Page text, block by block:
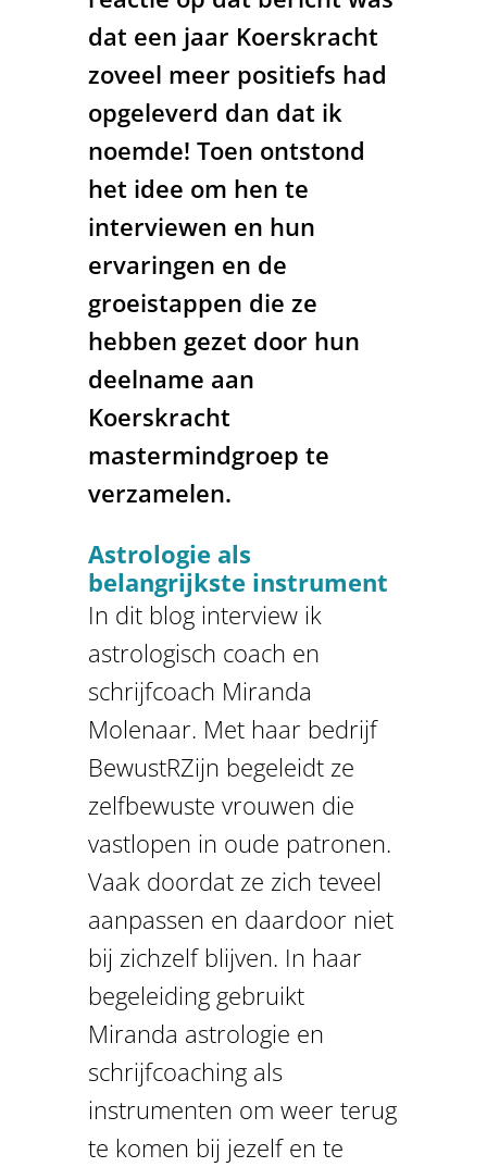
dat een jaar Koerskracht
zoveel meer positiefs had
opgeleverd dan dat ik
noemde! Toen ontstond
het idee om hen te
interviewen en hun
ervaringen en de
groeistappen die ze
hebben gezet door hun
deelname aan
Koerskracht
mastermindgroep te
verzamelen.
Astrologie als
belangrijkste instrument
In dit blog interview ik
astrologisch coach en
schrijfcoach Miranda
Molenaar. Met haar bedrijf
BewustRZijn begeleidt ze
zelfbewuste vrouwen die
vastlopen in oude patronen.
Vaak doordat ze zich teveel
aanpassen en daardoor niet
bij zichzelf blijven. In haar
begeleiding gebruikt
Miranda astrologie en
schrijfcoaching als
instrumenten om weer terug
te komen bij jezelf en te